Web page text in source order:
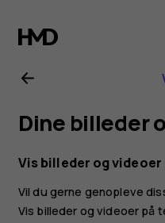
til
Nokia
4.2
Dine billeder
Vis billeder og
Vil du gerne genopleve
Vis billeder og videoer på